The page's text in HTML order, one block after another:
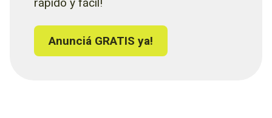
Anunciá GRATIS ya!